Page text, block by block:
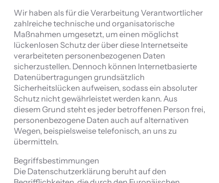
Wir haben als für die Verarbeitung Verantwortlicher
zahlreiche technische und organisatorische
Maßnahmen umgesetzt, um einen möglichst
lückenlosen Schutz der über diese Internetseite
verarbeiteten personenbezogenen Daten
sicherzustellen. Dennoch können Internetbasierte
Datenübertragungen grundsätzlich
Sicherheitslücken aufweisen, sodass ein absoluter
Schutz nicht gewährleistet werden kann. Aus
diesem Grund steht es jeder betroffenen Person frei,
personenbezogene Daten auch auf alternativen
Wegen, beispielsweise telefonisch, an uns zu
übermitteln.
Begriffsbestimmungen
Die Datenschutzerklärung beruht auf den